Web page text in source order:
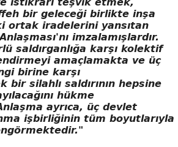
bir geleceği birlikte inşa
ortak iradelerini yansıtan
imzalamışlardır.
saldırganlığa karşı kolektif
amaçlamakta ve üç
birine karşı
silahlı saldırının hepsine
hükme
ayrıca, üç devlet
işbirliğinin tüm boyutlarıyla